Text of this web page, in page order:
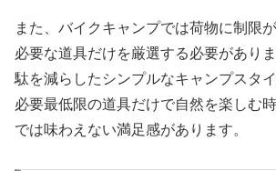
また、バイクキャンプでは荷物に制限
必要な道具だけを厳選する必要があり
駄を減らしたシンプルなキャンプスタ
必要最低限の道具だけで自然を楽しむ
では味わえない満足感があります。